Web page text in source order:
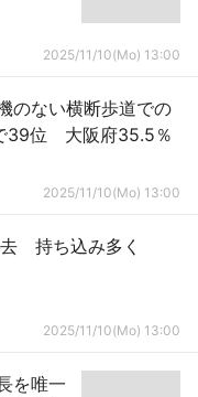
2025/11/10(Mo) 13:00
のない横断歩道での
39位 大阪府35.5％
2025/11/10(Mo) 13:00
去 持ち込み多く
2025/11/10(Mo) 13:00
を唯一